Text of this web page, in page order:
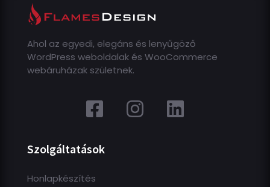
Ahol az egyedi, elegáns és lenyűgöző
WordPress weboldalak és WooCommerce
webáruházak születnek.
Szolgáltatások
Honlapkészítés